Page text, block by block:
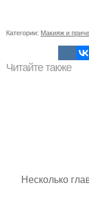
Категории: Макияж и
Читайте также
Несколько